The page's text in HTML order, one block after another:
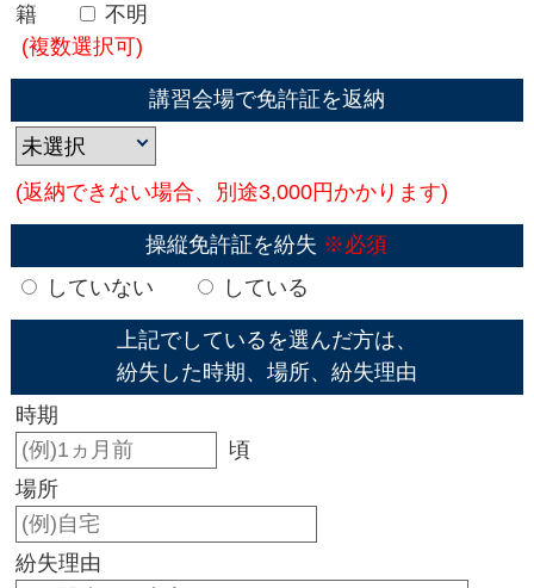
籍
不明
(複数選択可)
講習会場で免許証を返納
(返納できない場合、別途3,000円かかります)
操縦免許証を紛失 ※必須
していない
している
上記でしているを選んだ方は、
紛失した時期、場所、紛失理由
時期
頃
場所
紛失理由